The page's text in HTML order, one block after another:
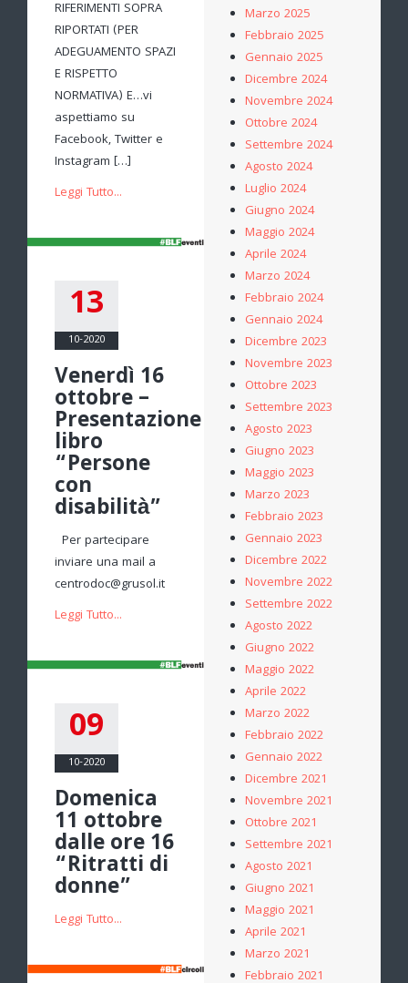
RIFERIMENTI SOPRA
RIPORTATI (PER
ADEGUAMENTO SPAZI
E RISPETTO
NORMATIVA) E…vi
aspettiamo su
Facebook, Twitter e
Instagram […]
Leggi Tutto...
13
10-2020
Venerdì 16
ottobre –
Presentazione
libro
“Persone
con
disabilità”
Per partecipare
inviare una mail a
centrodoc@grusol.it
Leggi Tutto...
09
10-2020
Domenica
11 ottobre
dalle ore 16
“Ritratti di
donne”
Leggi Tutto...
Marzo 2025
Febbraio 2025
Gennaio 2025
Dicembre 2024
Novembre 2024
Ottobre 2024
Settembre 2024
Agosto 2024
Luglio 2024
Giugno 2024
Maggio 2024
Aprile 2024
Marzo 2024
Febbraio 2024
Gennaio 2024
Dicembre 2023
Novembre 2023
Ottobre 2023
Settembre 2023
Agosto 2023
Giugno 2023
Maggio 2023
Marzo 2023
Febbraio 2023
Gennaio 2023
Dicembre 2022
Novembre 2022
Settembre 2022
Agosto 2022
Giugno 2022
Maggio 2022
Aprile 2022
Marzo 2022
Febbraio 2022
Gennaio 2022
Dicembre 2021
Novembre 2021
Ottobre 2021
Settembre 2021
Agosto 2021
Giugno 2021
Maggio 2021
Aprile 2021
Marzo 2021
Febbraio 2021